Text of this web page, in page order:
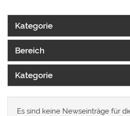
Kategorie
Bereich
Kategorie
Es sind keine Newseinträge für